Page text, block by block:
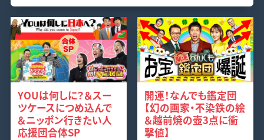
YOUは何しに？＆スー
ツケースにつめ込んで
＆ニッポン行きたい人
応援団合体SP
開運！なんでも鑑定団
【幻の画家・不染鉄の絵
＆越前焼の壺3点に衝
撃値】